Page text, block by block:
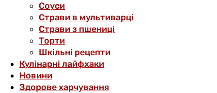
Соуси
Страви в мультиварці
Страви з пшениці
Торти
Шкільні рецепти
Кулінарні лайфхаки
Новини
Здорове харчування